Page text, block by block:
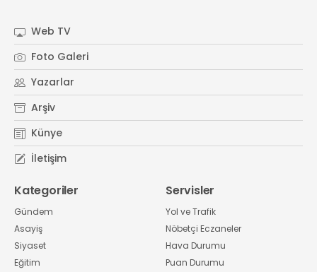
Web TV
Foto Galeri
Yazarlar
Arşiv
Künye
İletişim
Kategoriler
Gündem
Asayiş
Siyaset
Eğitim
Servisler
Yol ve Trafik
Nöbetçi Eczaneler
Hava Durumu
Puan Durumu